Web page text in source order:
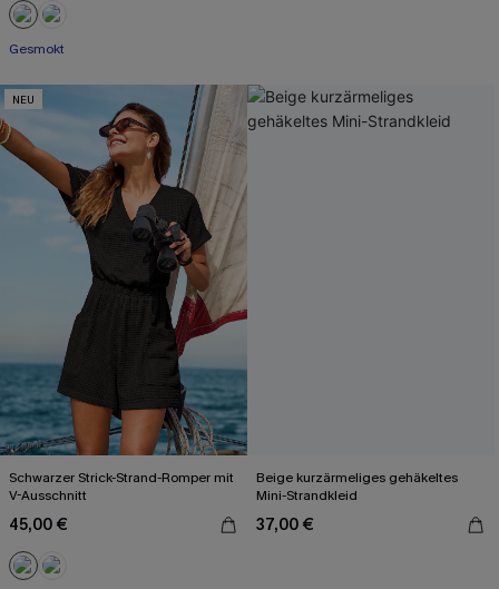
Gesmokt
NEU
Schwarzer Strick-Strand-Romper mit
V-Ausschnitt
45,00 €
Beige kurzärmeliges gehäkeltes
Mini-Strandkleid
37,00 €